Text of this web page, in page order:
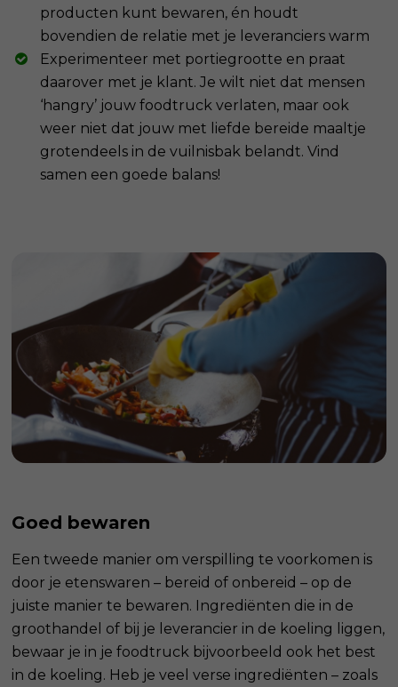
producten kunt bewaren, én houdt
bovendien de relatie met je leveranciers warm
Experimenteer met portiegrootte en praat
daarover met je klant. Je wilt niet dat mensen
‘hangry’ jouw foodtruck verlaten, maar ook
weer niet dat jouw met liefde bereide maaltje
grotendeels in de vuilnisbak belandt. Vind
samen een goede balans!
Goed bewaren
Een tweede manier om verspilling te voorkomen is
door je etenswaren – bereid of onbereid – op de
juiste manier te bewaren. Ingrediënten die in de
groothandel of bij je leverancier in de koeling liggen,
bewaar je in je foodtruck bijvoorbeeld ook het best
in de koeling. Heb je veel verse ingrediënten – zoals